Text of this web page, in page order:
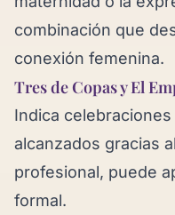
combinación que
conexión femenina.
Tres de Copas y El
Indica
alcanzados gracias
profesional, puede
formal.